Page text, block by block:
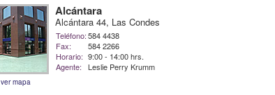
ver mapa
Alcántara
Alcántara 44, Las Condes
Teléfono:584 4438
Fax:
584 2266
Horario: 9:00 - 14:00 hrs.
Agente:
Leslie Perry Krumm